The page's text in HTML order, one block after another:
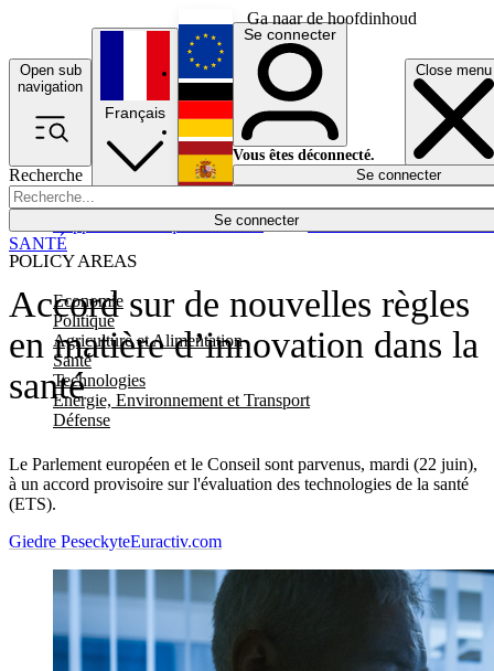
Ga naar de hoofdinhoud
Open sub
navigation
Close menu
Recherche
Se connecter
POLICY AREAS
Economie
Politique
Agriculture et Alimentation
Santé
Technologies
Energie, Environnement et Transport
Défense
Économie
Français
English
Deutsch
Español
Se connecter
Vous êtes déconnecté.
Se connecter
Accord sur de nouvelles règles
en matière d’innovation dans la
santé
Le Parlement européen et le Conseil sont parvenus, mardi (22 juin),
à un accord provisoire sur l'évaluation des technologies de la santé
(ETS).
SANTÉ
Giedre PeseckyteEuractiv.com